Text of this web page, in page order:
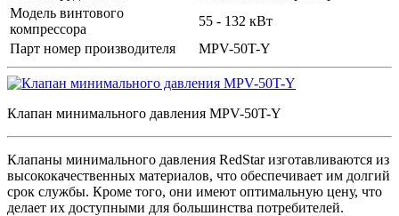
Модель винтового
компрессора
55 - 132 кВт
Парт номер производителя
MPV-50T-Y
Клапан минимального давления MPV-50T-Y
Клапаны минимального давления RedStar изготавливаются из
высококачественных материалов, что обеспечивает им долгий
срок службы. Кроме того, они имеют оптимальную цену, что
делает их доступными для большинства потребителей.